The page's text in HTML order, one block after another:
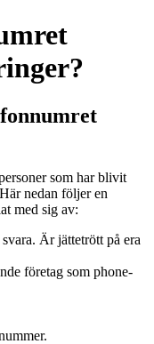
som har blivit
nedan följer en
med sig av:
Är jättetrött på era
företag som phone-